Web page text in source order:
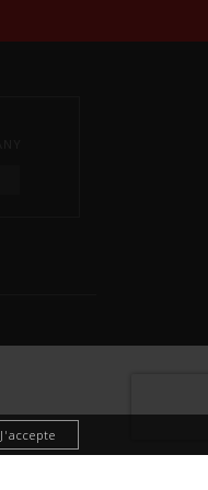
J'accepte